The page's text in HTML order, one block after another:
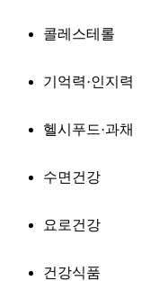
콜레스테롤
기억력·인지력
헬시푸드·과채
수면건강
요로건강
건강식품